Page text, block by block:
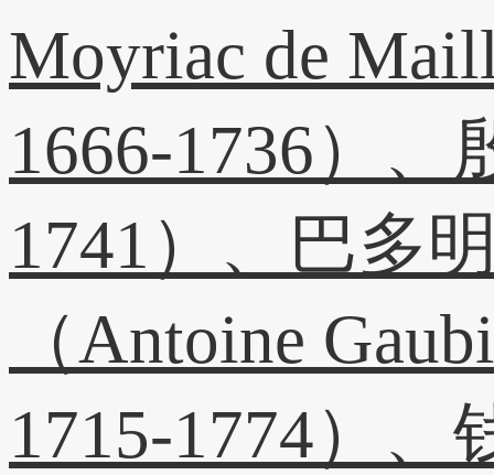
Moyriac de
1666-1736）、
1741）、巴多
（Antoine
1715-1774）、